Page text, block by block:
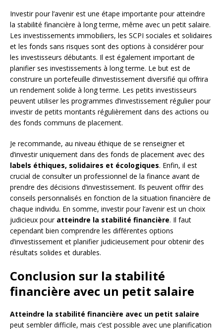
Investir pour l’avenir est une étape importante pour atteindre
la stabilité financière à long terme, même avec un petit salaire.
Les investissements immobiliers, les SCPI sociales et solidaires
et les fonds sans risques sont des options à considérer pour
les investisseurs débutants. Il est également important de
planifier ses investissements à long terme. Le but est de
construire un portefeuille d’investissement diversifié qui offrira
un rendement solide à long terme. Les petits investisseurs
peuvent utiliser les programmes d’investissement régulier pour
investir de petits montants régulièrement dans des actions ou
des fonds communs de placement.
Je recommande, au niveau éthique de se renseigner et
d’investir uniquement dans des fonds de placement avec des
labels éthiques, solidaires et écologiques. Enfin, il est
crucial de consulter un professionnel de la finance avant de
prendre des décisions d’investissement. Ils peuvent offrir des
conseils personnalisés en fonction de la situation financière de
chaque individu. En somme, investir pour l’avenir est un choix
judicieux pour atteindre la stabilité financière. Il faut
cependant bien comprendre les différentes options
d’investissement et planifier judicieusement pour obtenir des
résultats solides et durables.
Conclusion sur la stabilité
financière avec un petit salaire
Atteindre la stabilité financière avec un petit salaire
peut sembler difficile, mais c’est possible avec une planification